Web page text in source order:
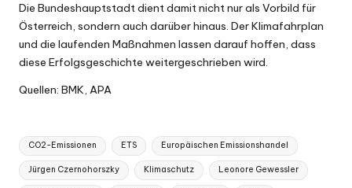
Die Bundeshauptstadt dient damit nicht nur als Vorbild für
Österreich, sondern auch darüber hinaus. Der Klimafahrplan
und die laufenden Maßnahmen lassen darauf hoffen, dass
diese Erfolgsgeschichte weitergeschrieben wird.
Quellen: BMK, APA
Tags:
CO2-Emissionen ETS Europäischen Emissionshandel
Jürgen Czernohorszky Klimaschutz Leonore Gewessler